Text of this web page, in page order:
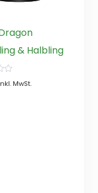
& Halbling
MwSt.